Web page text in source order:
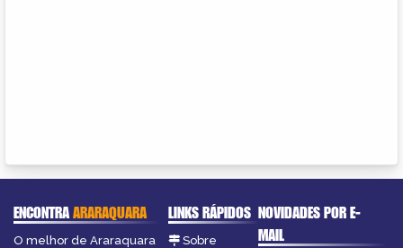
ENCONTRAARARAQUARA
O melhor de Araraquara
LINKS RÁPIDOS
Sobre
NOVIDADES POR E-
MAIL